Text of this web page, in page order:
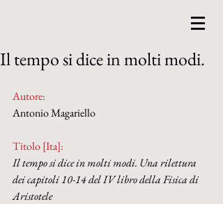
Il tempo si dice in molti modi.
Autore:
Antonio Magariello
Titolo [Ita]:
Il tempo si dice in molti modi. Una rilettura
dei capitoli 10-14 del IV libro della Fisica di
Aristotele